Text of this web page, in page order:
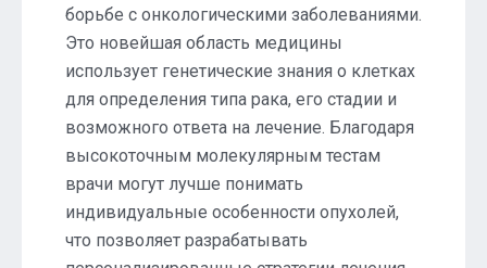
борьбе с онкологическими заболеваниями.
Это новейшая область медицины
использует генетические знания о клетках
для определения типа рака, его стадии и
возможного ответа на лечение. Благодаря
высокоточным молекулярным тестам
врачи могут лучше понимать
индивидуальные особенности опухолей,
что позволяет разрабатывать